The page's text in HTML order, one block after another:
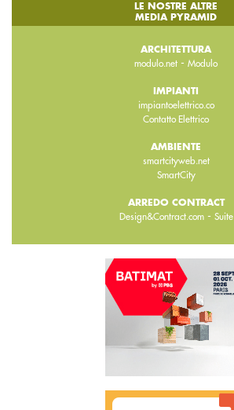
LE NOSTRE ALTRE
MEDIA PYRAMID
ARCHITETTURA
modulo.net - Modulo
IMPIANTI
impiantoelettrico.co
Contatto Elettrico
AMBIENTE
smartcityweb.net
SmartCity
ARREDO CONTRACT
Design&Contract.com- Suite